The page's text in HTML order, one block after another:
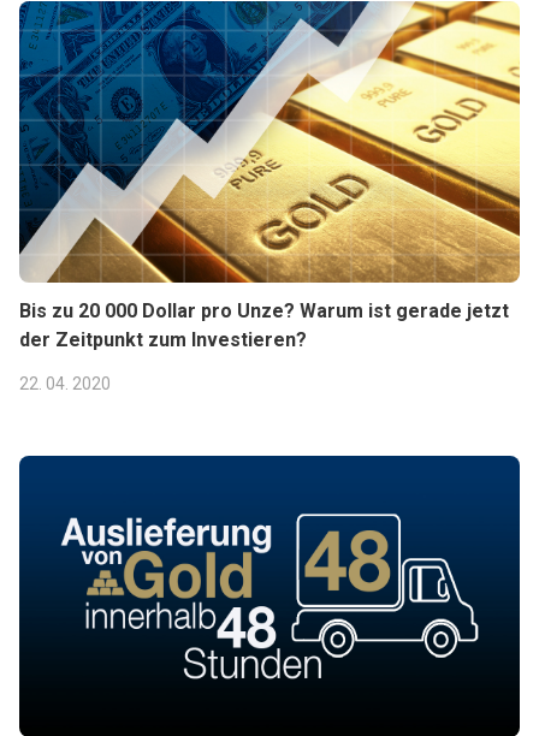
Bis zu 20 000 Dollar pro Unze? Warum ist gerade jetzt
der Zeitpunkt zum Investieren?
22. 04. 2020